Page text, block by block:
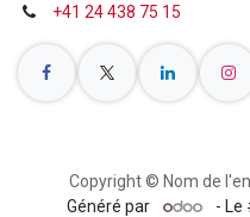
+41 24 438 75 15
Copyright © Nom de
Généré par - Le